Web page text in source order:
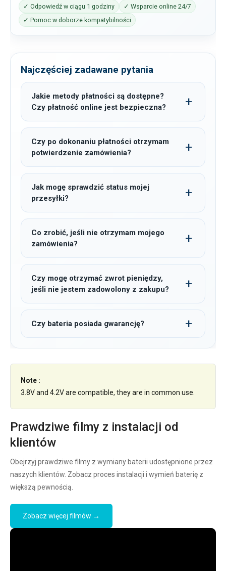
✓ Odpowiedź w ciągu 1 godziny
✓ Wsparcie online 24/7
✓ Pomoc w doborze kompatybilności
Najczęściej zadawane pytania
Jakie metody płatności są dostępne?
Czy płatność online jest bezpieczna?
Czy po dokonaniu płatności otrzymam
potwierdzenie zamówienia?
Jak mogę sprawdzić status mojej
przesyłki?
Co zrobić, jeśli nie otrzymam mojego
zamówienia?
Czy mogę otrzymać zwrot pieniędzy,
jeśli nie jestem zadowolony z zakupu?
Czy bateria posiada gwarancję?
Note :
3.8V and 4.2V are compatible, they are in common use.
Prawdziwe filmy z instalacji od
klientów
Obejrzyj prawdziwe filmy z wymiany baterii udostępnione przez
naszych klientów. Zobacz proces instalacji i wymień baterię z
większą pewnością.
Zobacz więcej filmów →